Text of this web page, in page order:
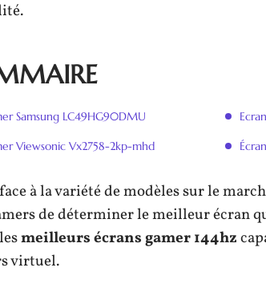
Samsung LC49HG90DMU
Viewsonic Vx2758-2kp-mhd
à la variété de modèles sur le
de déterminer le meilleur écran
meilleurs écrans gamer 144hz
virtuel.